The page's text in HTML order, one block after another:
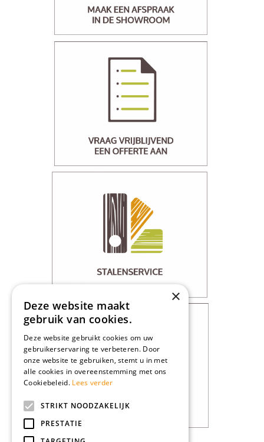
×
Deze website maakt
gebruik van cookies.
Deze website gebruikt cookies om uw
gebruikerservaring te verbeteren. Door
onze website te gebruiken, stemt u in met
alle cookies in overeenstemming met ons
Cookiebeleid. Lees verder
STRIKT NOODZAKELIJK
PRESTATIE